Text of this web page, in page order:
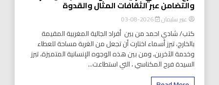
والتضامن عبر الثقافات المثال والقدوة
عبير سليمان 2026-08-03
كتب/ شادي احمد من بين أفراد الجالية المغربية المقيمة
بالخارج، تبرز أسماء اختارت أن تجعل من الغربة مساحة للعطاء
وخدمة الآخرين، ومن بين هذه الوجوه الإنسانية المتميزة، تبرز
السيدة فرح المكناسي ، التي استطاعت...